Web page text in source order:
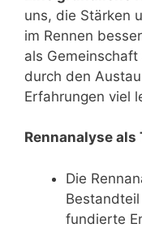
uns, die Stärken
im Rennen
als
durch den
Erfahrungen viel
Rennanalyse als
Die
fundierte